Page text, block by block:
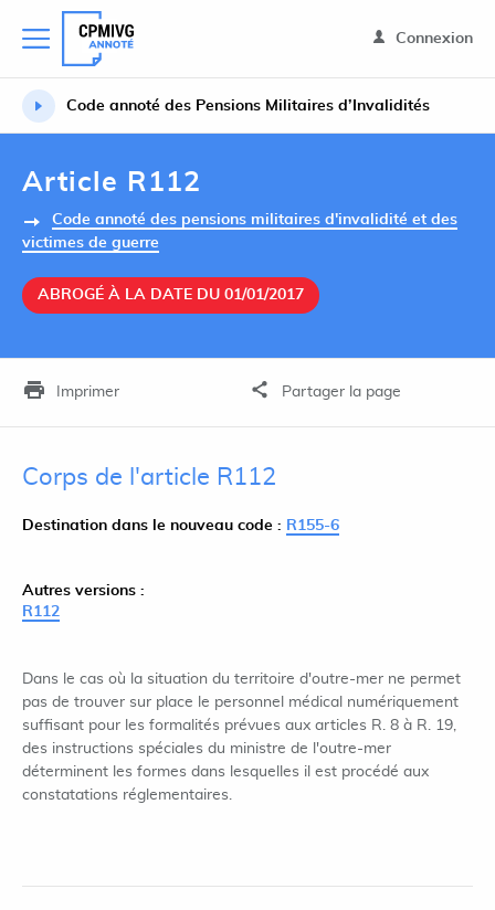
Connexion
Code annoté des Pensions Militaires d’Invalidités
Article R112
Code annoté des pensions militaires d'invalidité et des
victimes de guerre
ABROGÉ À LA DATE DU 01/01/2017
Imprimer Partager la page
Corps de l'article R112
Destination dans le nouveau code : R155-6
Autres versions :
R112
Dans le cas où la situation du territoire d'outre-mer ne permet
pas de trouver sur place le personnel médical numériquement
suffisant pour les formalités prévues aux articles R. 8 à R. 19,
des instructions spéciales du ministre de l'outre-mer
déterminent les formes dans lesquelles il est procédé aux
constatations réglementaires.